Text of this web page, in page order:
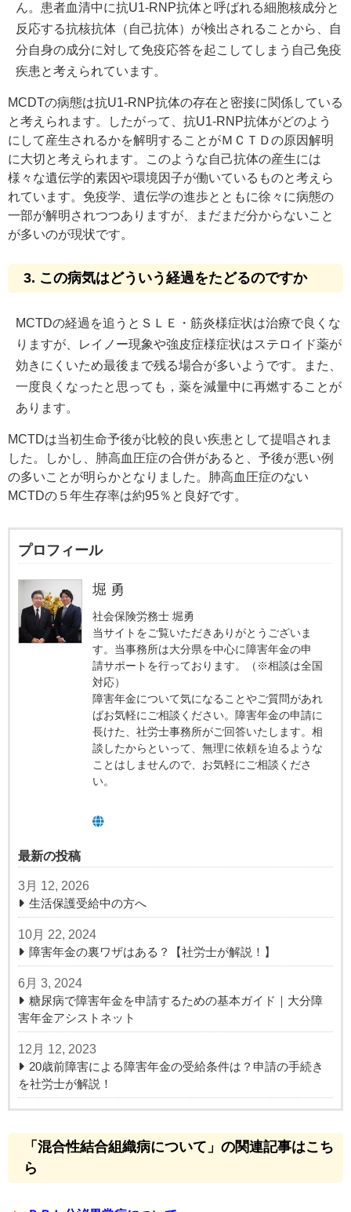
ん。患者血清中に抗U1-RNP抗体と呼ばれる細胞核成分と
反応する抗核抗体（自己抗体）が検出されることから、自
分自身の成分に対して免疫応答を起こしてしまう自己免疫
疾患と考えられています。
MCDTの病態は抗U1-RNP抗体の存在と密接に関係している
と考えられます。したがって、抗U1-RNP抗体がどのよう
にして産生されるかを解明することがＭＣＴＤの原因解明
に大切と考えられます。このような自己抗体の産生には
様々な遺伝学的素因や環境因子が働いているものと考えら
れています。免疫学、遺伝学の進歩とともに徐々に病態の
一部が解明されつつありますが、まだまだ分からないこと
が多いのが現状です。
3. この病気はどういう経過をたどるのですか
MCTDの経過を追うとＳＬＥ・筋炎様症状は治療で良くな
りますが、レイノー現象や強皮症様症状はステロイド薬が
効きにくいため最後まで残る場合が多いようです。また、
一度良くなったと思っても，薬を減量中に再燃することが
あります。
MCTDは当初生命予後が比較的良い疾患として提唱されま
した。しかし、肺高血圧症の合併があると、予後が悪い例
の多いことが明らかとなりました。肺高血圧症のない
MCTDの５年生存率は約95％と良好です。
プロフィール
堀 勇
社会保険労務士 堀勇
当サイトをご覧いただきありがとうございま
す。当事務所は大分県を中心に障害年金の申
請サポートを行っております。（※相談は全国
対応）
障害年金について気になることやご質問があれ
ばお気軽にご相談ください。障害年金の申請に
長けた、社労士事務所がご回答いたします。相
談したからといって、無理に依頼を迫るような
ことはしませんので、お気軽にご相談くださ
い。
最新の投稿
3月 12, 2026
生活保護受給中の方へ
10月 22, 2024
障害年金の裏ワザはある？【社労士が解説！】
6月 3, 2024
糖尿病で障害年金を申請するための基本ガイド｜大分障
害年金アシストネット
12月 12, 2023
20歳前障害による障害年金の受給条件は？申請の手続き
を社労士が解説！
「混合性結合組織病について」の関連記事はこち
ら